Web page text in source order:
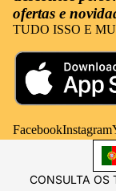
ofertas e
TUDO ISSO E
FacebookInstagram
CONSULTA OS